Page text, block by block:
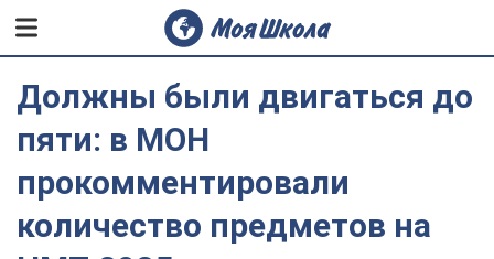
Должны были двигаться до
пяти: в МОН
прокомментировали
количество предметов на